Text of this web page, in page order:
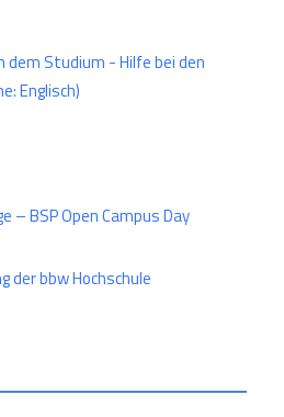
Studium - Hilfe bei den
Englisch)
BSP Open Campus Day
bbw Hochschule